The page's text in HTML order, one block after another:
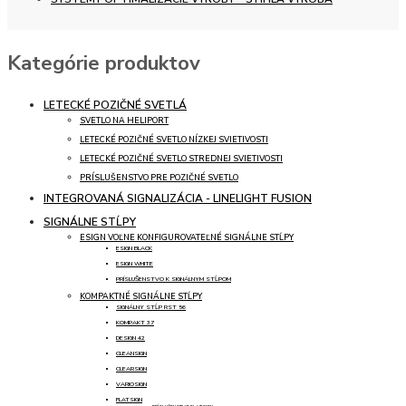
Kategórie produktov
LETECKÉ POZIČNÉ SVETLÁ
SVETLO NA HELIPORT
LETECKÉ POZIČNÉ SVETLO NÍZKEJ SVIETIVOSTI
LETECKÉ POZIČNÉ SVETLO STREDNEJ SVIETIVOSTI
PRÍSLUŠENSTVO PRE POZIČNÉ SVETLO
INTEGROVANÁ SIGNALIZÁCIA - LINELIGHT FUSION
SIGNÁLNE STĹPY
ESIGN VOĽNE KONFIGUROVATEĽNÉ SIGNÁLNE STĹPY
ESIGN BLACK
ESIGN WHITE
PRÍSLUŠENSTVO K SIGNÁLNYM STĹPOM
KOMPAKTNÉ SIGNÁLNE STĹPY
SIGNÁLNY STĹP RST 56
KOMPAKT 37
DESIGN 42
CLEANSIGN
CLEARSIGN
VARIOSIGN
FLATSIGN